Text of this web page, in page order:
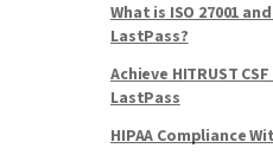
What is ISO 27001
LastPass?
Achieve HITRUST
LastPass
HIPAA Compliance